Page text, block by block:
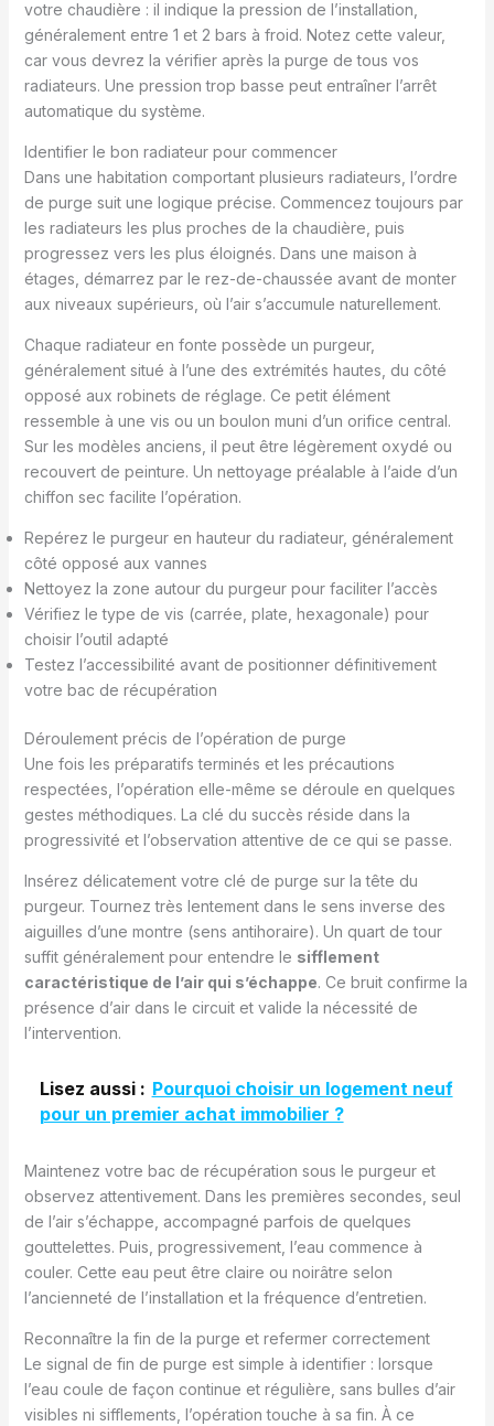
votre chaudière : il indique la pression de l’installation,
généralement entre 1 et 2 bars à froid. Notez cette valeur,
car vous devrez la vérifier après la purge de tous vos
radiateurs. Une pression trop basse peut entraîner l’arrêt
automatique du système.
Identifier le bon radiateur pour commencer
Dans une habitation comportant plusieurs radiateurs, l’ordre
de purge suit une logique précise. Commencez toujours par
les radiateurs les plus proches de la chaudière, puis
progressez vers les plus éloignés. Dans une maison à
étages, démarrez par le rez-de-chaussée avant de monter
aux niveaux supérieurs, où l’air s’accumule naturellement.
Chaque radiateur en fonte possède un purgeur,
généralement situé à l’une des extrémités hautes, du côté
opposé aux robinets de réglage. Ce petit élément
ressemble à une vis ou un boulon muni d’un orifice central.
Sur les modèles anciens, il peut être légèrement oxydé ou
recouvert de peinture. Un nettoyage préalable à l’aide d’un
chiffon sec facilite l’opération.
Repérez le purgeur en hauteur du radiateur, généralement
côté opposé aux vannes
Nettoyez la zone autour du purgeur pour faciliter l’accès
Vérifiez le type de vis (carrée, plate, hexagonale) pour
choisir l’outil adapté
Testez l’accessibilité avant de positionner définitivement
votre bac de récupération
Déroulement précis de l’opération de purge
Une fois les préparatifs terminés et les précautions
respectées, l’opération elle-même se déroule en quelques
gestes méthodiques. La clé du succès réside dans la
progressivité et l’observation attentive de ce qui se passe.
Insérez délicatement votre clé de purge sur la tête du
purgeur. Tournez très lentement dans le sens inverse des
aiguilles d’une montre (sens antihoraire). Un quart de tour
suffit généralement pour entendre le sifflement
caractéristique de l’air qui s’échappe. Ce bruit confirme la
présence d’air dans le circuit et valide la nécessité de
l’intervention.
Lisez aussi : Pourquoi choisir un logement neuf
pour un premier achat immobilier ?
Maintenez votre bac de récupération sous le purgeur et
observez attentivement. Dans les premières secondes, seul
de l’air s’échappe, accompagné parfois de quelques
gouttelettes. Puis, progressivement, l’eau commence à
couler. Cette eau peut être claire ou noirâtre selon
l’ancienneté de l’installation et la fréquence d’entretien.
Reconnaître la fin de la purge et refermer correctement
Le signal de fin de purge est simple à identifier : lorsque
l’eau coule de façon continue et régulière, sans bulles d’air
visibles ni sifflements, l’opération touche à sa fin. À ce